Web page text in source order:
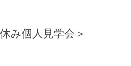
み個人見学会＞